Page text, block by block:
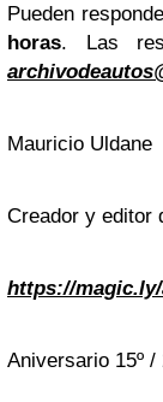
Pueden
horas. Las
Mauricio Uldane
Creador y editor
https://
Aniversario 15º /